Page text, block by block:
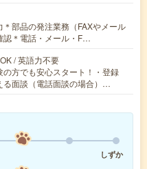
＊部品の発注業務（FAXやメール
認＊電話・メール・F…
/ 英語力不要
の方でも安心スタート！・登録
る面談（電話面談の場合）…
しずか